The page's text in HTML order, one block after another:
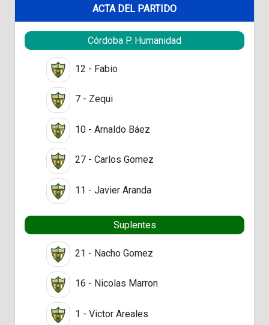
ACTA DEL PARTIDO
Córdoba P. Humanidad
12 - Fabio
7 - Zequi
10 - Arnaldo Báez
27 - Carlos Gomez
11 - Javier Aranda
Suplentes
21 - Nacho Gomez
16 - Nicolas Marron
1 - Victor Areales